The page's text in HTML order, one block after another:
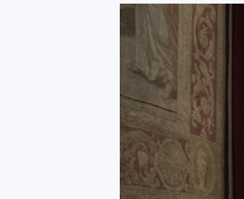
Foto gallery